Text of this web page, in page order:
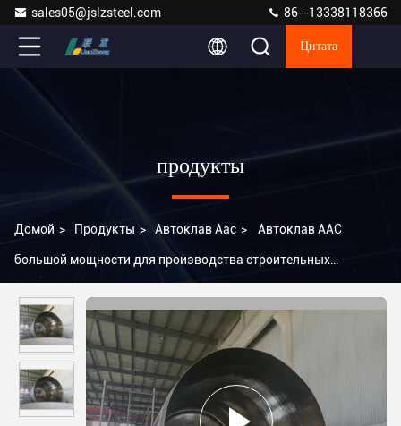
sales05@jslzsteel.com 86--13338118366
Цитата
продукты
Домой > Продукты > Автоклав Aac > Автоклав AAC
большой мощности для производства строительных